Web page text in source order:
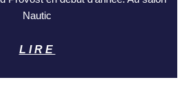
Nautic
LIRE